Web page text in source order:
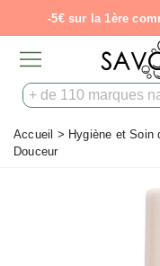
-5€ sur la 1ère
Accueil > Hygiène et Soin
Douceur